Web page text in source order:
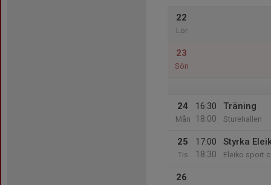
22
Lör
23
Sön
24
Mån
16:30
18:00
Träning
Sturehallen
25
Tis
17:00
18:30
Styrka
Eleiko sport
26